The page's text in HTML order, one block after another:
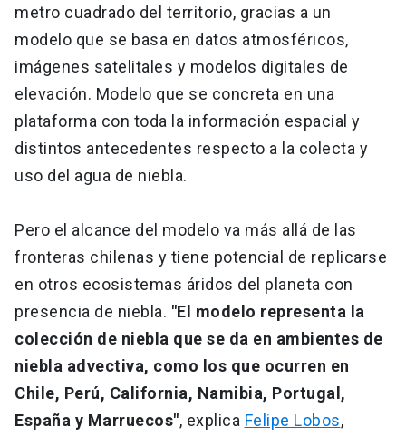
metro cuadrado del territorio, gracias a un
modelo que se basa en datos atmosféricos,
imágenes satelitales y modelos digitales de
elevación. Modelo que se concreta en una
plataforma con toda la información espacial y
distintos antecedentes respecto a la colecta y
uso del agua de niebla.
Pero el alcance del modelo va más allá de las
fronteras chilenas y tiene potencial de replicarse
en otros ecosistemas áridos del planeta con
presencia de niebla. "El modelo representa la
colección de niebla que se da en ambientes de
niebla advectiva, como los que ocurren en
Chile, Perú, California, Namibia, Portugal,
España y Marruecos", explica Felipe Lobos,